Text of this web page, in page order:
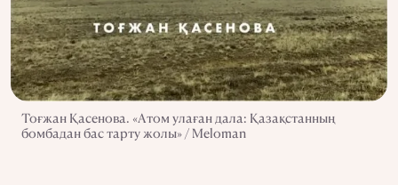
Тоғжан Қасенова. «Атом улаған дала: Қазақстанның
бомбадан бас тарту жолы» / Meloman